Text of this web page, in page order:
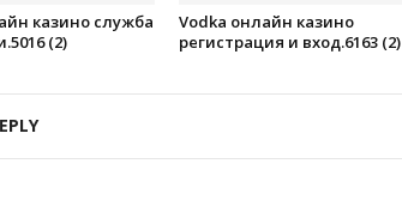
казино служба
(2)
Vodka онлайн казино
регистрация и вход.6163 (2)